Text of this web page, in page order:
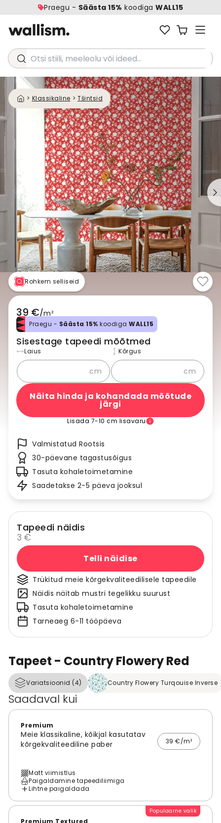
Praegu - Säästa 15% koodiga WALL15
Otsi stiili, meeleolu või ideed...
> Klassikaline > Tšintsid
Tapeet - Country Flowery Red
Variatsioonid (4) Country Flowery Turqouise Inverse
Saadaval kui
Premium
Meie klassikaline, kõikjal kasutatav
kõrgekvaliteediline paber
39 €/m²
Matt viimistlus
Paigaldamine tapeediliimiga
Lihtne paigaldada
Populaarne valik
Rohkem selliseid
39 €/m²
Praegu - Säästa 15% koodiga WALL15
Sisestage tapeedi mõõtmed
Laius
cm
Kõrgus
cm
Näita hinda ja kohandada mõõtude
järgi
Lisada 7-10 cm lisavaru
Valmistatud Rootsis
30-päevane tagastusõigus
Tasuta kohaletoimetamine
Saadetakse 2-5 päeva jooksul
Tapeedi näidis
3 €
Telli näidise
Trükitud meie kõrgekvaliteedilisele tapeedile
Näidis näitab mustri tegelikku suurust
Tasuta kohaletoimetamine
Tarneaeg 6-11 tööpäeva